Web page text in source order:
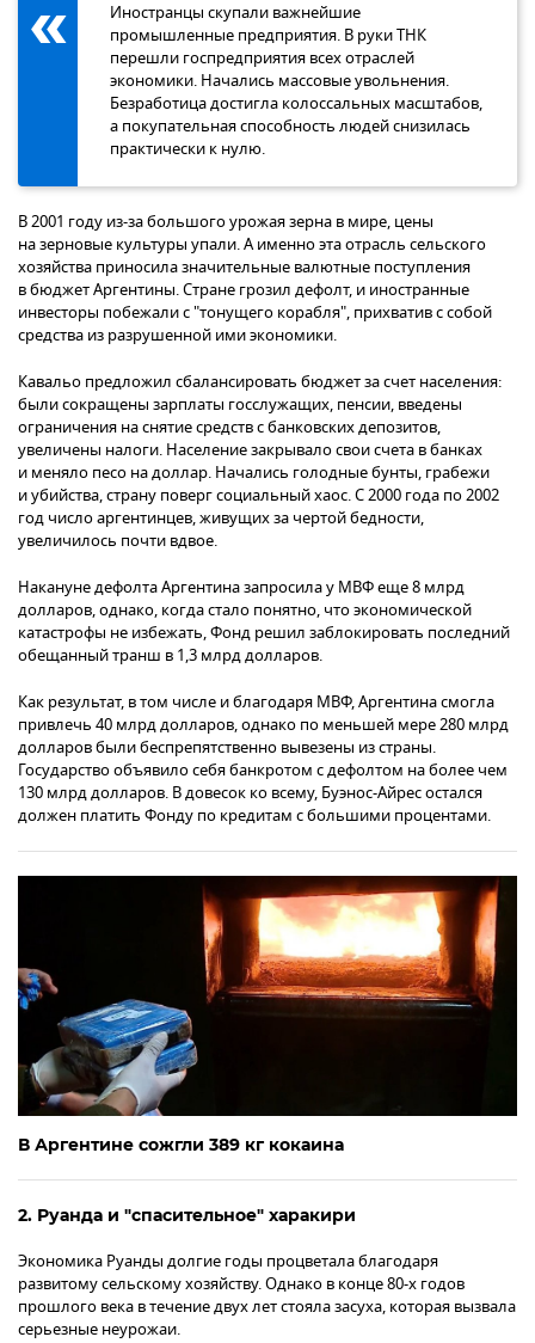
Иностранцы скупали важнейшие
промышленные предприятия. В руки ТНК
перешли госпредприятия всех отраслей
экономики. Начались массовые увольнения.
Безработица достигла колоссальных масштабов,
а покупательная способность людей снизилась
практически к нулю.
В 2001 году из-за большого урожая зерна в мире, цены
на зерновые культуры упали. А именно эта отрасль сельского
хозяйства приносила значительные валютные поступления
в бюджет Аргентины. Стране грозил дефолт, и иностранные
инвесторы побежали с "тонущего корабля", прихватив с собой
средства из разрушенной ими экономики.
Кавальо предложил сбалансировать бюджет за счет населения:
были сокращены зарплаты госслужащих, пенсии, введены
ограничения на снятие средств с банковских депозитов,
увеличены налоги. Население закрывало свои счета в банках
и меняло песо на доллар. Начались голодные бунты, грабежи
и убийства, страну поверг социальный хаос. С 2000 года по 2002
год число аргентинцев, живущих за чертой бедности,
увеличилось почти вдвое.
Накануне дефолта Аргентина запросила у МВФ еще 8 млрд
долларов, однако, когда стало понятно, что экономической
катастрофы не избежать, Фонд решил заблокировать последний
обещанный транш в 1,3 млрд долларов.
Как результат, в том числе и благодаря МВФ, Аргентина смогла
привлечь 40 млрд долларов, однако по меньшей мере 280 млрд
долларов были беспрепятственно вывезены из страны.
Государство объявило себя банкротом с дефолтом на более чем
130 млрд долларов. В довесок ко всему, Буэнос-Айрес остался
должен платить Фонду по кредитам с большими процентами.
В Аргентине сожгли 389 кг кокаина
2. Руанда и "спасительное" харакири
Экономика Руанды долгие годы процветала благодаря
развитому сельскому хозяйству. Однако в конце 80-х годов
прошлого века в течение двух лет стояла засуха, которая вызвала
серьезные неурожаи.